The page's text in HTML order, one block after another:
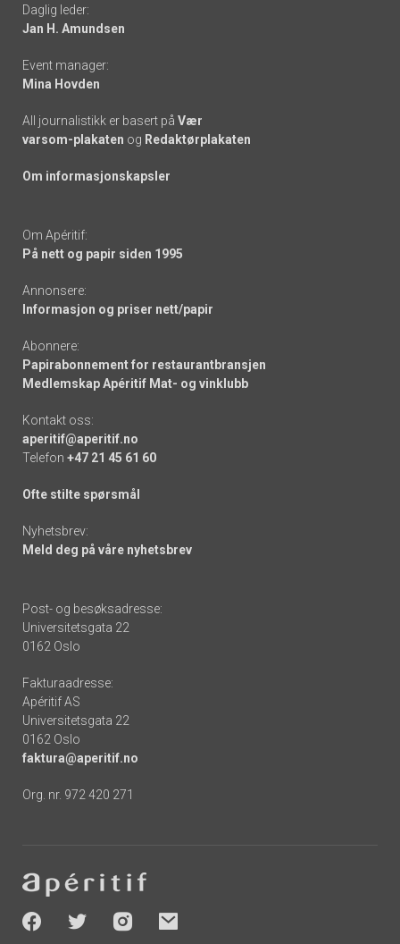
links
Daglig leder:
Jan H. Amundsen
Event manager:
Mina Hovden
All journalistikk er basert på Vær
varsom-plakaten og Redaktørplakaten
Om informasjonskapsler
Om Apéritif:
På nett og papir siden 1995
Annonsere:
Informasjon og priser nett/papir
Abonnere:
Papirabonnement for restaurantbransjen
Medlemskap Apéritif Mat- og vinklubb
Kontakt oss:
aperitif@aperitif.no
Telefon +47 21 45 61 60
Ofte stilte spørsmål
Nyhetsbrev:
Meld deg på våre nyhetsbrev
Post- og besøksadresse:
Universitetsgata 22
0162 Oslo
Fakturaadresse:
Apéritif AS
Universitetsgata 22
0162 Oslo
faktura@aperitif.no
Org. nr. 972 420 271
-